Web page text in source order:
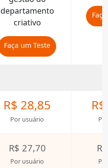
departamento
criativo
Faça um Teste
R$ 28,85
Por usuário
R$ 27,70
Por usuário